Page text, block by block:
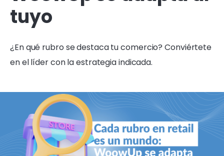
tuyo
¿En qué rubro se destaca tu comercio? Conviértete
en el líder con la estrategia indicada.